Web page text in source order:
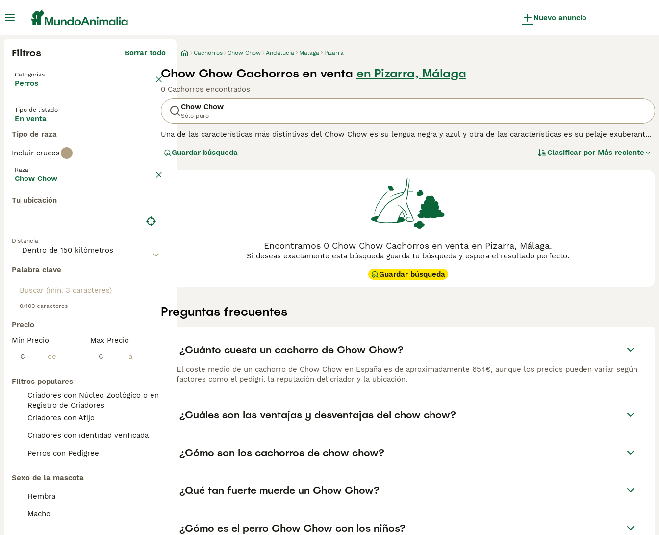
Nuevo anuncio
Filtros Borrar todo
Categorías
Perros
Tipo de listado
En venta
Tipo de raza
Incluir cruces
Raza
Chow Chow
Tu ubicación
Distancia
Palabra clave
0/100 caracteres
Precio
Min Precio
€
Max Precio
€
Filtros populares
Criadores con Núcleo Zoológico o en el
Registro de Criadores
Criadores con Afijo
Criadores con identidad verificada
Perros con Pedigree
Sexo de la mascota
Hembra
Macho
Cachorros Chow Chow Andalucía Málaga Pizarra
Chow Chow Cachorros en venta en Pizarra, Málaga
0 Cachorros encontrados
Chow Chow
Sólo puro
Una de las características más distintivas del Chow Chow es su lengua negra y azul y otra de las características es su pelaje exuberante
un poco desagradables, pero extremadamente leales y afectuosos con sus dueños y especialmente con una persona en el hogar que se
para obtener información sobre esta raza de perro.
Guardar búsqueda Clasificar por Más reciente
Encontramos 0 Chow Chow Cachorros en venta en Pizarra, Málaga.
Si deseas exactamente esta búsqueda guarda tu búsqueda y espera el resultado perfecto:
Guardar búsqueda
Preguntas frecuentes
¿Cuánto cuesta un cachorro de Chow Chow?
El coste medio de un cachorro de Chow Chow en España es de aproximadamente 654€, aunque los precios pueden variar según
factores como el pedigrí, la reputación del criador y la ubicación.
¿Cuáles son las ventajas y desventajas del chow chow?
¿Cómo son los cachorros de chow chow?
¿Qué tan fuerte muerde un Chow Chow?
¿Cómo es el perro Chow Chow con los niños?